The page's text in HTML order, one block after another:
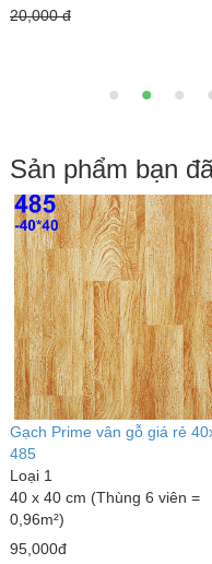
18,000đ
Sản phẩm bạn
Gạch Prime vân gỗ giá rẻ
485
Loại 1
40 x 40 cm (Thùng 6 viên =
0,96m²)
95,000đ